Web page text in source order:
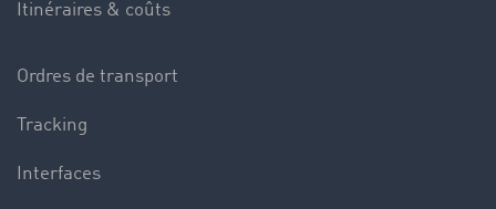
Itinéraires & coûts
Ordres de transport
Tracking
Interfaces